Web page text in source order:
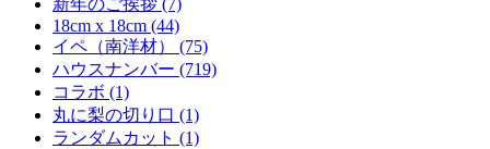
18cm x 18cm (44)
イペ（南洋材） (75)
ハウスナンバー (719)
コラボ (1)
丸に梨の切り口 (1)
ランダムカット (1)